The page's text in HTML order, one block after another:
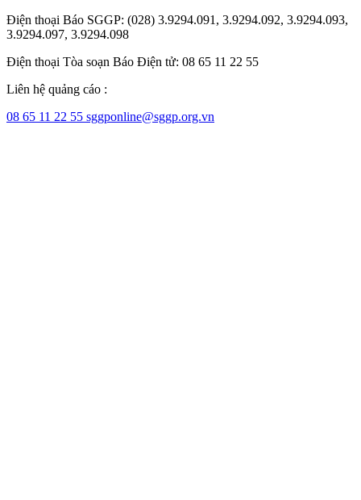
Điện thoại Báo SGGP: (028) 3.9294.091, 3.9294.092, 3.9294.093,
3.9294.097, 3.9294.098
Điện thoại Tòa soạn Báo Điện tử: 08 65 11 22 55
Liên hệ quảng cáo :
08 65 11 22 55 sggponline@sggp.org.vn